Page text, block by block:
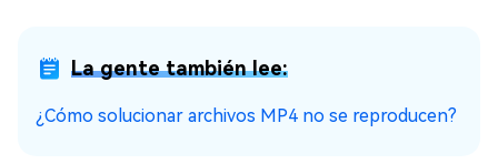
La gente también lee:
¿Cómo solucionar archivos MP4 no se reproducen?